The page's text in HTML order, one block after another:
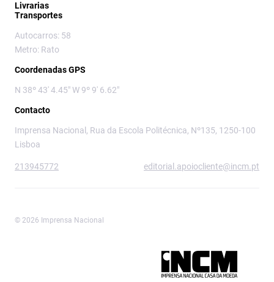
Livrarias
Transportes
Autocarros: 58
Metro: Rato
Coordenadas GPS
N 38º 43' 4.45" W 9º 9' 6.62"
Contacto
Imprensa Nacional, Rua da Escola Politécnica, Nº135, 1250-100
Lisboa
213945772 editorial.apoiocliente@incm.pt
© 2026 Imprensa Nacional